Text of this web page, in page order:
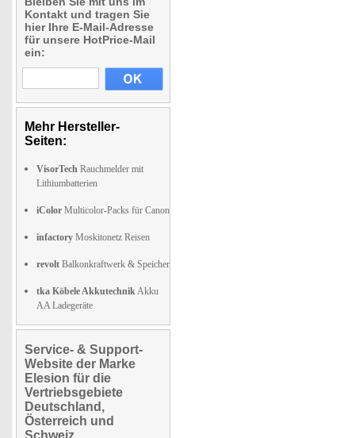
Kontakt und tragen Sie
hier Ihre E-Mail-Adresse
für unsere HotPrice-Mail
ein:
Mehr Hersteller-
Seiten:
VisorTech Rauchmelder mit
Lithiumbatterien
iColor Multicolor-Packs für Canon
infactory Moskitonetz Reisen
revolt Balkonkraftwerk & Speicher
tka Köbele AkkutechnikAkku
AA Ladegeräte
Service- & Support-
Website der Marke
Elesion für die
Vertriebsgebiete
Deutschland,
Österreich und
Schweiz